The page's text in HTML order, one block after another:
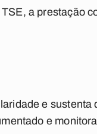
a prestação
e
e